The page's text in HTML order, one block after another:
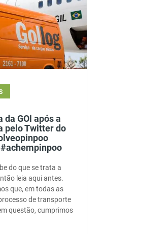
da GOl após a
pelo Twitter do
do que se trata a
leia aqui antes.
que, em todas as
de transporte
questão, cumprimos